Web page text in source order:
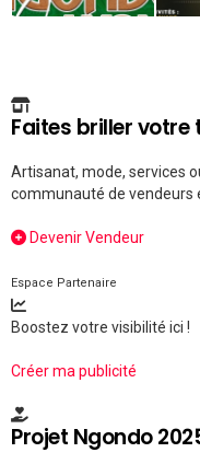
Faites briller votre
Artisanat, mode, services
communauté de vendeurs
Devenir Vendeur
Espace Partenaire
Boostez votre visibilité ici !
Créer ma publicité
Projet Ngondo